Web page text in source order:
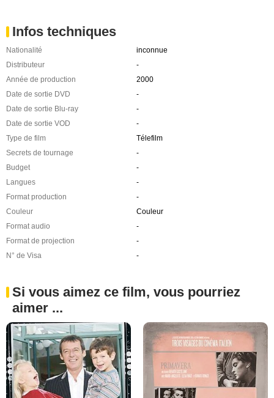
Infos techniques
Nationalité
inconnue
Distributeur
-
Année de production
2000
Date de sortie DVD
-
Date de sortie Blu-ray
-
Date de sortie VOD
-
Type de film
Télefilm
Secrets de tournage
-
Budget
-
Langues
-
Format production
-
Couleur
Couleur
Format audio
-
Format de projection
-
N° de Visa
-
Si vous aimez ce film, vous pourriez
aimer ...